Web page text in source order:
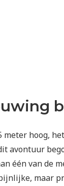
meter hoog,
avontuur
één van de
maar